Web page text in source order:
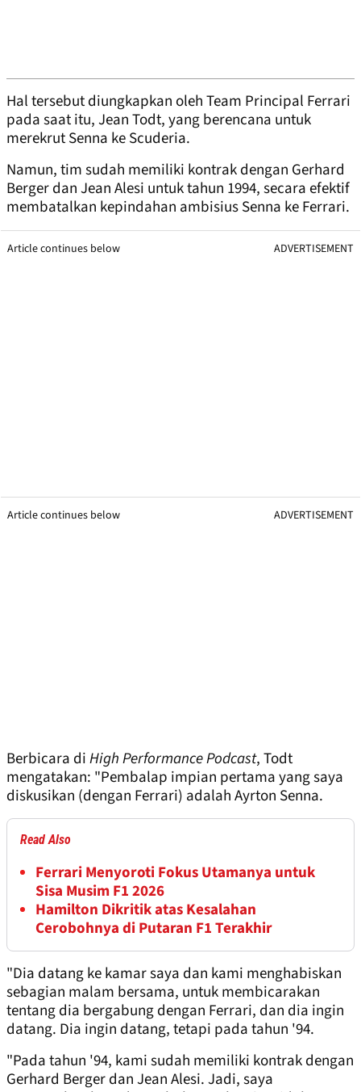
Hal tersebut diungkapkan oleh Team Principal Ferrari
pada saat itu, Jean Todt, yang berencana untuk
merekrut Senna ke Scuderia.
Namun, tim sudah memiliki kontrak dengan Gerhard
Berger dan Jean Alesi untuk tahun 1994, secara efektif
membatalkan kepindahan ambisius Senna ke Ferrari.
Article continues below ADVERTISEMENT
Article continues below ADVERTISEMENT
Berbicara diHigh Performance Podcast, Todt
mengatakan: "Pembalap impian pertama yang saya
diskusikan (dengan Ferrari) adalah Ayrton Senna.
Read Also
Ferrari Menyoroti Fokus Utamanya untuk
Sisa Musim F1 2026
Hamilton Dikritik atas Kesalahan
Cerobohnya di Putaran F1 Terakhir
"Dia datang ke kamar saya dan kami menghabiskan
sebagian malam bersama, untuk membicarakan
tentang dia bergabung dengan Ferrari, dan dia ingin
datang. Dia ingin datang, tetapi pada tahun '94.
"Pada tahun '94, kami sudah memiliki kontrak dengan
Gerhard Berger dan Jean Alesi. Jadi, saya